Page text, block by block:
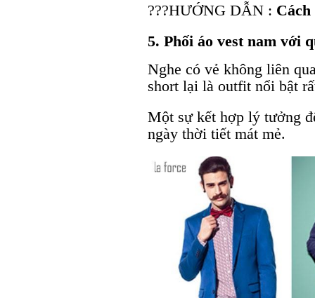
???HƯỚNG DẪN :
5. Phối áo vest nam với
Nghe có vẻ không liên
short lại là outfit nổi bật
Một sự kết hợp lý tưởng
ngày thời tiết mát mẻ.